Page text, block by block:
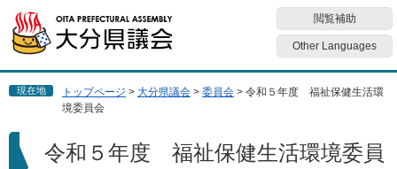
ジ
先
す
ュ
を
し
閲覧補助
Other Languages
現在地 トップページ > 大分県議会 > 委員会 > 令和５年度 福祉保健生活環
境委員会
令和５年度 福祉保健生活環境委員